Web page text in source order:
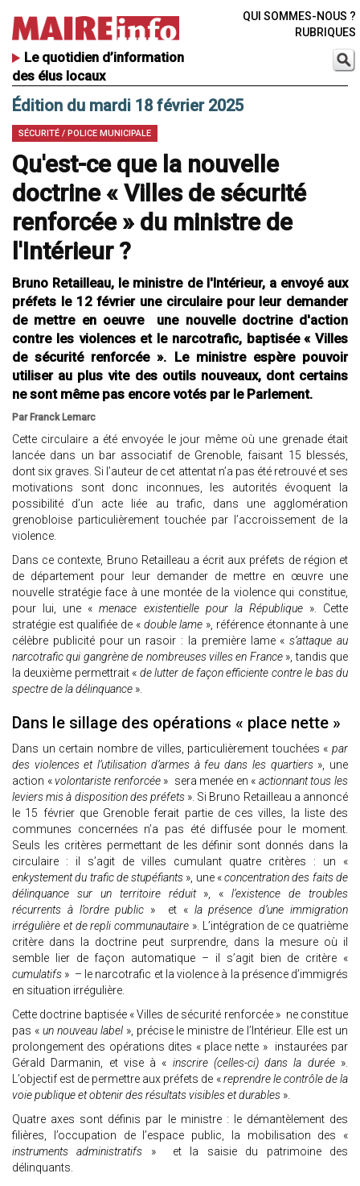
Le quotidien d’information
des élus locaux
QUI SOMMES-NOUS ?
RUBRIQUES
Édition du mardi 18 février 2025
SÉCURITÉ / POLICE MUNICIPALE
Qu'est-ce que la nouvelle
doctrine « Villes de sécurité
renforcée » du ministre de
l'Intérieur ?
Bruno Retailleau, le ministre de l'Intérieur, a envoyé aux
préfets le 12 février une circulaire pour leur demander
de mettre en oeuvre une nouvelle doctrine d'action
contre les violences et le narcotrafic, baptisée « Villes
de sécurité renforcée ». Le ministre espère pouvoir
utiliser au plus vite des outils nouveaux, dont certains
ne sont même pas encore votés par le Parlement.
Par Franck Lemarc
Cette circulaire a été envoyée le jour même où une grenade était
lancée dans un bar associatif de Grenoble, faisant 15 blessés,
dont six graves. Si l’auteur de cet attentat n’a pas été retrouvé et ses
motivations sont donc inconnues, les autorités évoquent la
possibilité d’un acte liée au trafic, dans une agglomération
grenobloise particulièrement touchée par l’accroissement de la
violence.
Dans ce contexte, Bruno Retailleau a écrit aux préfets de région et
de département pour leur demander de mettre en œuvre une
nouvelle stratégie face à une montée de la violence qui constitue,
pour lui, une «menace existentielle pour la République». Cette
stratégie est qualifiée de «double lame », référence étonnante à une
célèbre publicité pour un rasoir : la première lame «s’attaque au
narcotrafic qui gangrène de nombreuses villes en France», tandis que
la deuxième permettrait « de lutter de façon efficiente contre le bas du
spectre de la délinquance ».
Dans le sillage des opérations « place nette »
Dans un certain nombre de villes, particulièrement touchées « par
des violences et l’utilisation d’armes à feu dans les quartiers», une
action «volontariste renforcée » sera menée en « actionnant tous les
leviers mis à disposition des préfets». Si Bruno Retailleau a annoncé
le 15 février que Grenoble ferait partie de ces villes, la liste des
communes concernées n’a pas été diffusée pour le moment.
Seuls les critères permettant de les définir sont donnés dans la
circulaire : il s’agit de villes cumulant quatre critères : un «
enkystement du trafic de stupéfiants », une «concentration des faits de
délinquance sur un territoire réduit», « l’existence de troubles
récurrents à l’ordre public » et «la présence d’une immigration
irrégulière et de repli communautaire ». L’intégration de ce quatrième
critère dans la doctrine peut surprendre, dans la mesure où il
semble lier de façon automatique – il s’agit bien de critère «
cumulatifs » – le narcotrafic et la violence à la présence d’immigrés
en situation irrégulière.
Cette doctrine baptisée « Villes de sécurité renforcée » ne constitue
pas « un nouveau label », précise le ministre de l’Intérieur. Elle est un
prolongement des opérations dites « place nette » instaurées par
Gérald Darmanin, et vise à « inscrire (celles-ci) dans la durée».
L’objectif est de permettre aux préfets de «reprendre le contrôle de la
voie publique et obtenir des résultats visibles et durables ».
Quatre axes sont définis par le ministre : le démantèlement des
filières, l’occupation de l’espace public, la mobilisation des «
instruments administratifs » et la saisie du patrimoine des
délinquants.